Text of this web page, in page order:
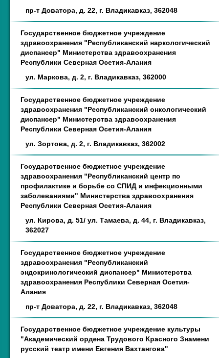
пр-т Доватора, д. 22, г. Владикавказ, 362048
Государственное бюджетное учреждение
здравоохранения "Республиканский наркологический
диспансер" Министерства здравоохранения
Республики Северная Осетия-Алания
ул. Маркова, д. 2, г. Владикавказ, 362000
Государственное бюджетное учреждение
здравоохранения "Республиканский онкологический
диспансер" Министерства здравоохранения
Республики Северная Осетия-Алания
ул. Зортова, д. 2, г. Владикавказ, 362002
Государственное бюджетное учреждение
здравоохранения "Республиканский центр по
профилактике и борьбе со СПИД и инфекционными
заболеваниями" Министерства здравоохранения
Республики Северная Осетия-Алания
ул. Кирова, д. 51/ ул. Тамаева, д. 44, г. Владикавказ,
362027
Государственное бюджетное учреждение
здравоохранения "Республиканский
эндокринологический диспансер" Министерства
здравоохранения Республики Северная Осетия-
Алания
пр-т Доватора, д. 22, г. Владикавказ, 362048
Государственное бюджетное учреждение культуры
"Академический ордена Трудового Красного Знамени
русский театр имени Евгения Вахтангова"